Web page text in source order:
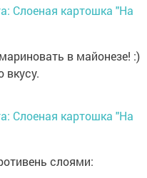
в майонезе! :)
вкусу.
слоями: